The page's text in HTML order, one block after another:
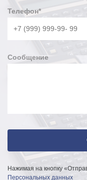
Телефон*
Сообщение
Нажимая на кнопку
Персональных данных